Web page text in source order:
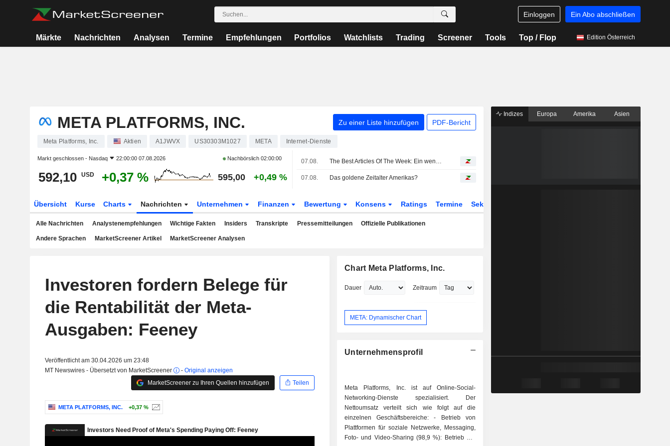
Einloggen Ein Abo abschließen
Märkte Nachrichten Analysen Termine Empfehlungen Portfolios Watchlists Trading Screener Tools Top / Flop Edition Österreich
META PLATFORMS, INC. Zu einer Liste hinzufügen PDF-Bericht
Meta Platforms, Inc. Aktien A1JWVX US30303M1027 META Internet-Dienste
Markt geschlossen - Nasdaq 22:00:00 07.08.2026 Nachbörslich02:00:00
592,10 USD +0,37 % 595,00 +0,49 %
07.08. The Best Articles Of The Week: Ein wenig Fußball, viel KI und eine Prise Verschwörungsdenken
07.08. Das goldene Zeitalter Amerikas?
Übersicht Kurse Charts Nachrichten Unternehmen Finanzen Bewertung Konsens Ratings Termine Sektor
Alle Nachrichten Analystenempfehlungen Wichtige Fakten Insiders Transkripte Pressemitteilungen Offizielle Publikationen
Andere Sprachen MarketScreener Artikel MarketScreener Analysen
Investoren fordern Belege für
die Rentabilität der Meta-
Ausgaben: Feeney
Veröffentlicht am 30.04.2026 um 23:48
MT Newswires - Übersetzt von MarketScreener
- Original anzeigen
MarketScreener zu Ihren Quellen hinzufügen
Teilen
META PLATFORMS, INC. +0,37 %
Chart Meta Platforms, Inc.
Dauer Zeitraum
META: Dynamischer Chart
Unternehmensprofil
Meta Platforms, Inc. ist auf Online-Social-
Networking-Dienste spezialisiert. Der
Nettoumsatz verteilt sich wie folgt auf die
einzelnen Geschäftsbereiche: - Betrieb von
Plattformen für soziale Netzwerke, Messaging,
Foto- und Video-Sharing (98,9 %): Betrieb der
Indizes Europa Amerika Asien